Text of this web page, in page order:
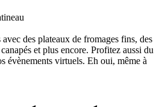
des plateaux de fromages fins, des
et plus encore. Profitez aussi du
évènements virtuels. Eh oui, même à